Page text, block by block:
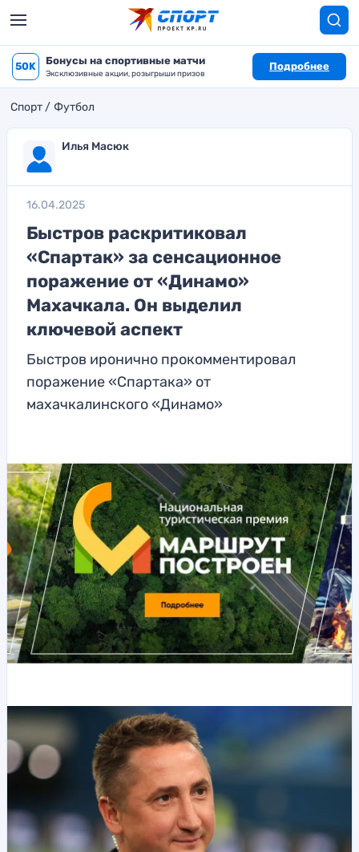
50K Бонусы на спортивные матчи
Эксклюзивные акции, розыгрыши призов
Подробнее
Спорт Футбол
Илья Масюк
16.04.2025
Быстров раскритиковал
«Спартак» за сенсационное
поражение от «Динамо»
Махачкала. Он выделил
ключевой аспект
Быстров иронично прокомментировал
поражение «Спартака» от
махачкалинского «Динамо»